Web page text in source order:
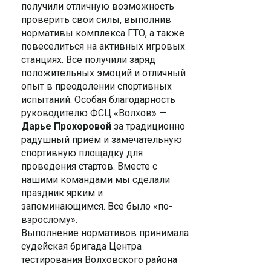
получили отличную возможность
проверить свои силы, выполнив
нормативы комплекса ГТО, а также
повеселиться на активных игровых
станциях. Все получили заряд
положительных эмоций и отличный
опыт в преодолении спортивных
испытаний. Особая благодарность
руководителю ФСЦ «Волхов» —
Дарье Прохоровой за традиционно
радушный приём и замечательную
спортивную площадку для
проведения стартов. Вместе с
нашими командами мы сделали
праздник ярким и
запоминающимся. Все было «по-
взрослому».
Выполнение нормативов принимала
судейская бригада Центра
тестирования Волховского района